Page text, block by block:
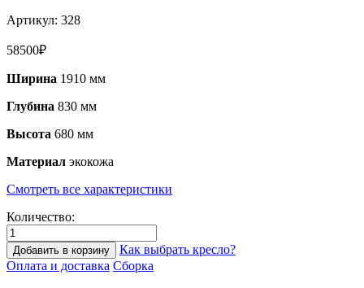
Артикул: 328
58500₽
Ширина 1910 мм
Глубина 830 мм
Высота 680 мм
Материал экокожа
Смотреть все характеристики
Количество:
Добавить в корзину
Как выбрать кресло?
Оплата и доставка Сборка